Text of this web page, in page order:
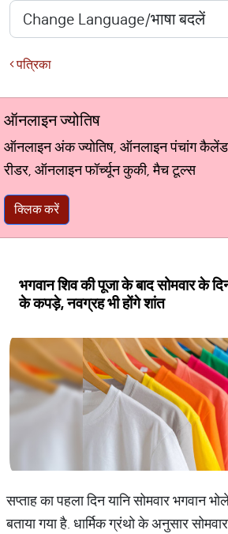
पत्रिका
ऑनलाइन ज्योतिष
ऑनलाइन अंक ज्योतिष, ऑनलाइन पंचांग
रीडर, ऑनलाइन फॉर्च्यून कुकी, मैच टूल्स
क्लिक करें
भगवान शिव की पूजा के बाद सोमवार के
के कपड़े, नवग्रह भी होंगे शांत
सप्ताह का पहला दिन यानि सोमवार भगवान
बताया गया है. धार्मिक ग्रंथो के अनुसार